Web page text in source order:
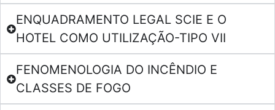
ENQUADRAMENTO LEGAL SCIE E O
HOTEL COMO UTILIZAÇÃO-TIPO VII
FENOMENOLOGIA DO INCÊNDIO E
CLASSES DE FOGO